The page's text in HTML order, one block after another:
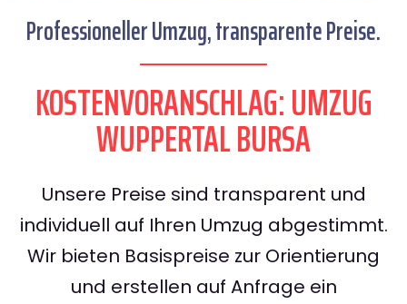
Professioneller Umzug, transparente Preise.
KOSTENVORANSCHLAG: UMZUG
WUPPERTAL BURSA
Unsere Preise sind transparent und
individuell auf Ihren Umzug abgestimmt.
Wir bieten Basispreise zur Orientierung
und erstellen auf Anfrage ein